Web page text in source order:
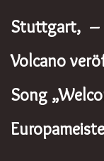
Stuttgart, –
Volcano
Song